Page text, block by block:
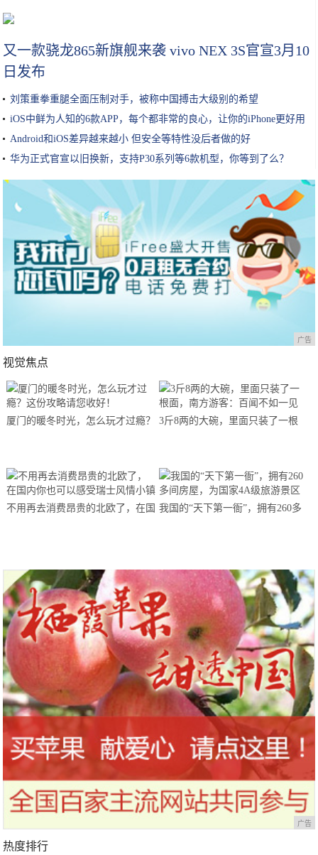
中国唯一一个汉服景区，凡进入景区必须要穿汉服，网友：仿佛穿越
又一款骁龙865新旗舰来袭 vivo NEX 3S官宣3月10
日发布
刘策重拳重腿全面压制对手，被称中国搏击大级别的希望
iOS中鲜为人知的6款APP，每个都非常的良心，让你的iPhone更好用
Android和iOS差异越来越小 但安全等特性没后者做的好
华为正式官宣以旧换新，支持P30系列等6款机型，你等到了么？
广告
视觉焦点
厦门的暖冬时光，怎么玩才过瘾？
3斤8两的大碗，里面只装了一根
不用再去消费昂贵的北欧了，在国 我国的“天下第一衙”，拥有260多
广告
热度排行